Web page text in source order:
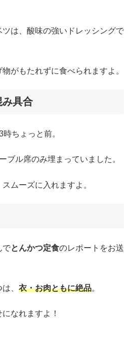
は、酸味の強いドレッシングで
がもたれずに食べられますよ。
み具合
ちょっと前。
ブル席のみ埋まっていました。
ムーズに入れますよ。
でとんかつ定食のレポートをお送
、 衣・お肉ともに絶品。
なれますよ！